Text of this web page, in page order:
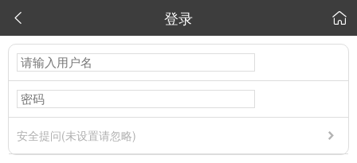
 登录 
安全提问(未设置请忽略)